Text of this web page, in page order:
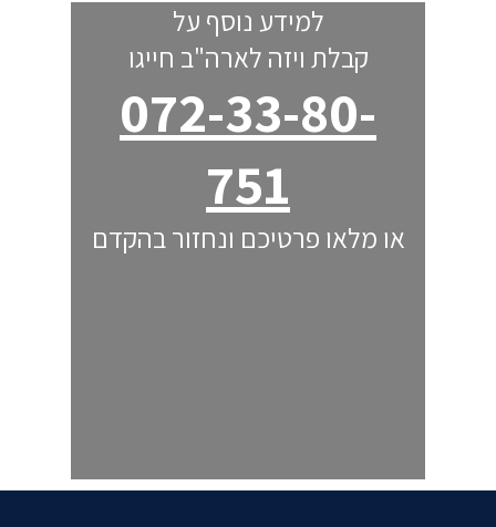
למידע נוסף על
קבלת ויזה לארה"ב חייגו
072-33-80-
751
או מלאו פרטיכם ונחזור בהקדם